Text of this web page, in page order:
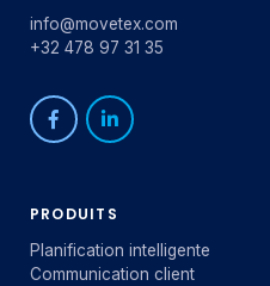
info@movetex.com
+32 478 97 31 35
PRODUITS
Planification intelligente
Communication client